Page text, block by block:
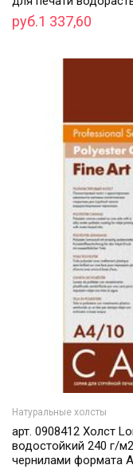
руб.1 337,60
Натуральные холсты
арт. 0908412 Холст
водостойкий 240 г/
чернилами формата